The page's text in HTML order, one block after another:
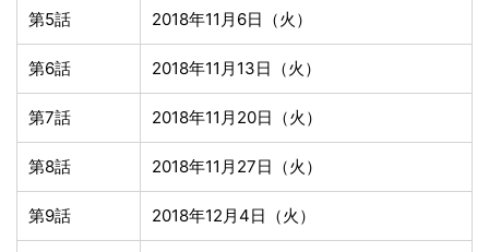
第5話 2018年11月6日（火）
第6話 2018年11月13日（火）
第7話 2018年11月20日（火）
第8話 2018年11月27日（火）
第9話 2018年12月4日（火）